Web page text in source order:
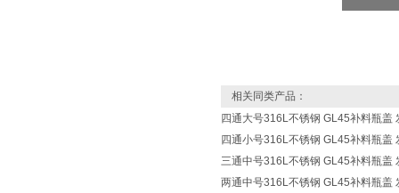
相关同类产品：
四通大号316L不锈钢 GL45补料瓶盖
四通小号316L不锈钢 GL45补料瓶盖
三通中号316L不锈钢 GL45补料瓶盖
两通中号316L不锈钢 GL45补料瓶盖